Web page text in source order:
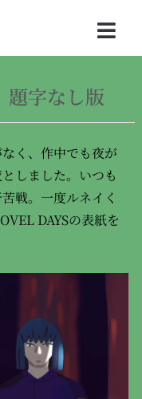
題字なし版
く、作中でも夜が
しました。いつも
戦。一度ルネイく
DAYSの表紙を